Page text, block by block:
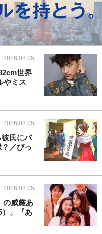
2026.08.05
世界
やミス
2026.08.05
彼氏にバ
／びっ
2026.08.05
の威厳あ
）。『あ